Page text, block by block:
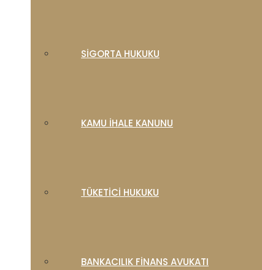
SIGORTA HUKUKU
KAMU İHALE KANUNU
TÜKETICI HUKUKU
BANKACILIK FINANS AVUKATI